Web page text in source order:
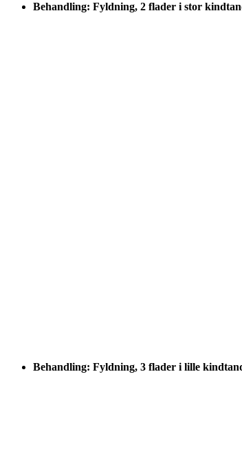
Behandling: Fyldning, 2 flader i stor
Behandling: Fyldning, 3 flader i lille